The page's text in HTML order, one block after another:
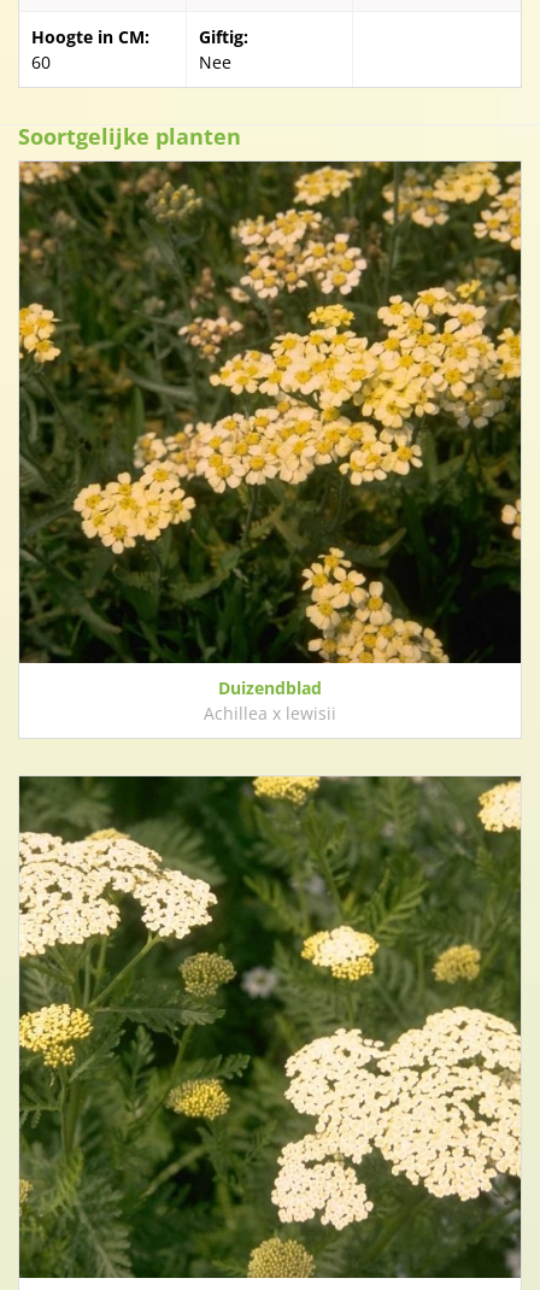
Hoogte in CM:
60
Giftig:
Nee
Soortgelijke planten
Duizendblad
Achillea x lewisii